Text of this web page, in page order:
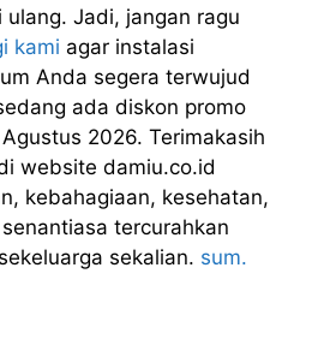
ulang. Jadi, jangan ragu
kami agar instalasi
Anda segera terwujud
ada diskon promo
2026. Terimakasih
website damiu.co.id
kebahagiaan, kesehatan,
tercurahkan
sekalian. sum.